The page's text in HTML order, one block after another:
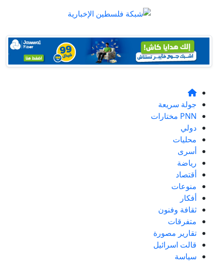
جولة سريعة
PNN مختارات
دولي
محليات
أسرى
رياضة
أقتصاد
منوعات
أفكار
ثقافة وفنون
متفرقات
تقارير مصورة
قالت اسرائيل
سياسة